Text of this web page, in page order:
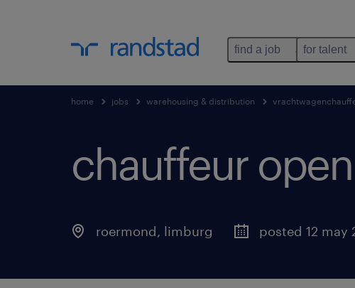
find a job for talent
home jobs warehousing & distribution
chauffeur
roermond, limburg posted 12 may